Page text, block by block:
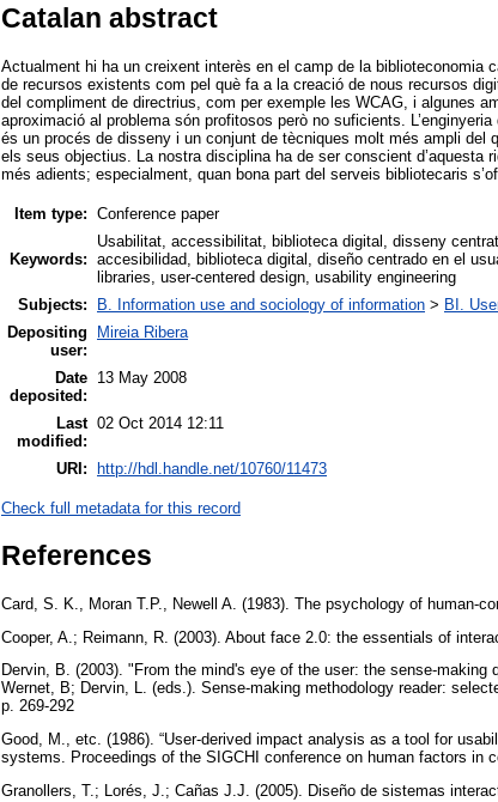
Catalan abstract
Actualment hi ha un creixent interès en el camp de la biblioteconomia
de recursos existents com pel què fa a la creació de nous recursos
del compliment de directrius, com per exemple les WCAG, i algunes
aproximació al problema són profitosos però no suficients.
és un procés de disseny i un conjunt de tècniques molt més ampli
els seus objectius. La nostra disciplina ha de ser conscient d’aquesta
més adients; especialment, quan bona part del serveis bibliotecaris
Item type: Conference paper
Keywords:
Usabilitat, accessibilitat, biblioteca digital, disseny
accesibilidad, biblioteca digital, diseño centrado en el
libraries, user-centered design, usability engineering
Subjects:
B. Information use and sociology of information > BI.
Depositing
user:
Mireia Ribera
Date
deposited:
13 May 2008
Last
modified:
02 Oct 2014 12:11
URI: http://hdl.handle.net/10760/11473
Check full metadata for this record
References
Card, S. K., Moran T.P., Newell A. (1983). The psychology of human-
Cooper, A.; Reimann, R. (2003). About face 2.0: the essentials of
Dervin, B. (2003). "From the mind's eye of the user: the sense-
Wernet, B; Dervin, L. (eds.). Sense-making methodology reader:
p. 269-292
Good, M., etc. (1986). “User-derived impact analysis as a tool for
systems. Proceedings of the SIGCHI conference on human factors in
Granollers, T.; Lorés, J.; Cañas J.J. (2005). Diseño de sistemas